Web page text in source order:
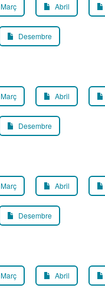
Març Abril
Desembre
Març Abril
Desembre
Març Abril
Desembre
Març Abril